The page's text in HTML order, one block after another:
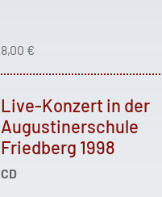
8,00 €
Live-Konzert in der
Augustinerschule
Friedberg 1998
CD